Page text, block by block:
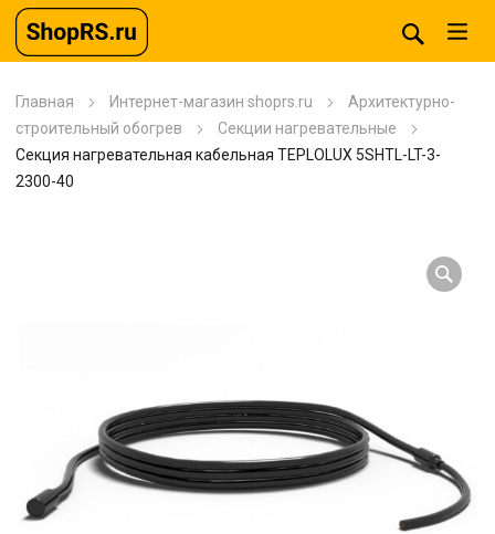
Главная Интернет-магазин shoprs.ru
Архитектурно-
строительный обогрев
Секции нагревательные
Секция нагревательная кабельная TEPLOLUX 5SHTL-LT-3-
2300-40